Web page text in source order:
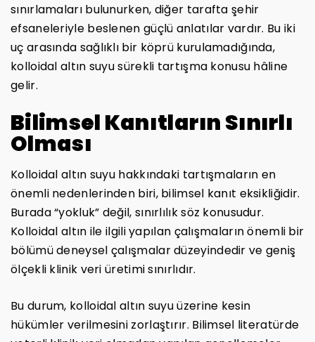
sınırlamaları bulunurken, diğer tarafta şehir
efsaneleriyle beslenen güçlü anlatılar vardır. Bu iki
uç arasında sağlıklı bir köprü kurulamadığında,
kolloidal altın suyu sürekli tartışma konusu hâline
gelir.
Bilimsel Kanıtların Sınırlı
Olması
Kolloidal altın suyu hakkındaki tartışmaların en
önemli nedenlerinden biri, bilimsel kanıt eksikliğidir.
Burada “yokluk” değil, sınırlılık söz konusudur.
Kolloidal altın ile ilgili yapılan çalışmaların önemli bir
bölümü deneysel çalışmalar düzeyindedir ve geniş
ölçekli klinik veri üretimi sınırlıdır.
Bu durum, kolloidal altın suyu üzerine kesin
hükümler verilmesini zorlaştırır. Bilimsel literatürde